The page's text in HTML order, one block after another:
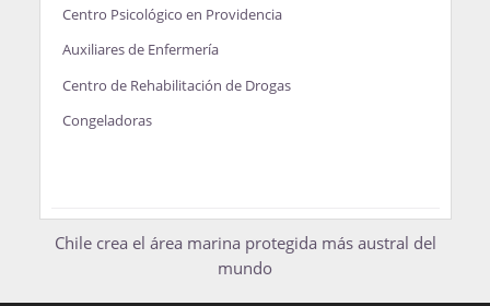
Centro Psicológico en Providencia
Auxiliares de Enfermería
Centro de Rehabilitación de Drogas
Congeladoras
Chile crea el área marina protegida más austral del
mundo